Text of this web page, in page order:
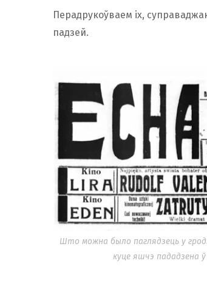
Перадрукоўваем іх,
падзей.
Што можна было паглядзець у
куце яшчэ пададзена